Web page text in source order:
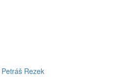
Petráš Rezek